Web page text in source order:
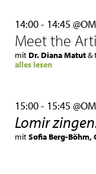
14:00 - 14:45
Meet the
mit Dr. Diana Matut&
alles lesen
15:00 - 15:45
Lomir
mitSofia Berg-Böhm,